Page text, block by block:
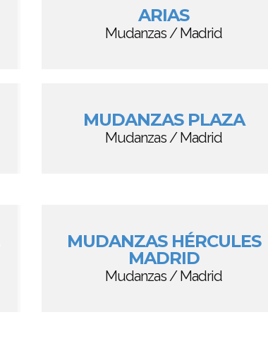
ARIAS
Mudanzas / Madrid
MUDANZAS PLAZA
Mudanzas / Madrid
MUDANZAS HÉRCULES
MADRID
Mudanzas / Madrid